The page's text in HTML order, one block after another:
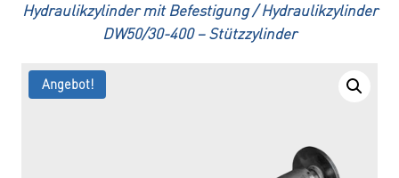
Hydraulikzylinder mit Befestigung /Hydraulikzylinder
DW50/30-400 – Stützzylinder
Angebot!